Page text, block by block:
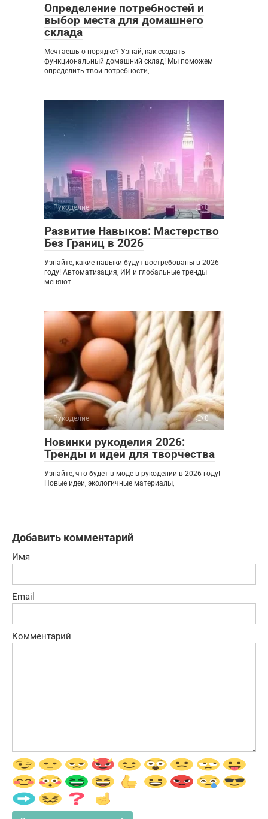
Определение потребностей и
выбор места для домашнего
склада
Мечтаешь о порядке? Узнай, как создать
функциональный домашний склад! Мы поможем
определить твои потребности,
Рукоделие 0
Развитие Навыков: Мастерство
Без Границ в 2026
Узнайте, какие навыки будут востребованы в 2026
году! Автоматизация, ИИ и глобальные тренды
меняют
Рукоделие 0
Новинки рукоделия 2026:
Тренды и идеи для творчества
Узнайте, что будет в моде в рукоделии в 2026 году!
Новые идеи, экологичные материалы,
Добавить комментарий
Имя
Email
Комментарий